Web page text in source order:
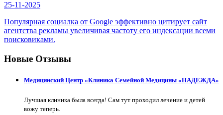
25-11-2025
Популярная социалка от Google эффективно цитирует сайт
агентства рекламы увеличивая частоту его индексации всеми
поисковиками.
Новые Отзывы
Медицинский Центр «Клиника Семейной Медицины «НАДЕЖДА»
Лучшая клиника была всегда! Сам тут проходил лечение и детей
вожу теперь.